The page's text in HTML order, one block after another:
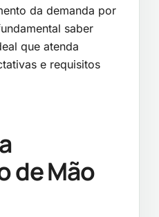
da demanda por
saber
que atenda
e requisitos
de Mão